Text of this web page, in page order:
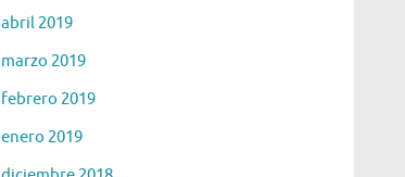
abril 2019
marzo 2019
febrero 2019
enero 2019